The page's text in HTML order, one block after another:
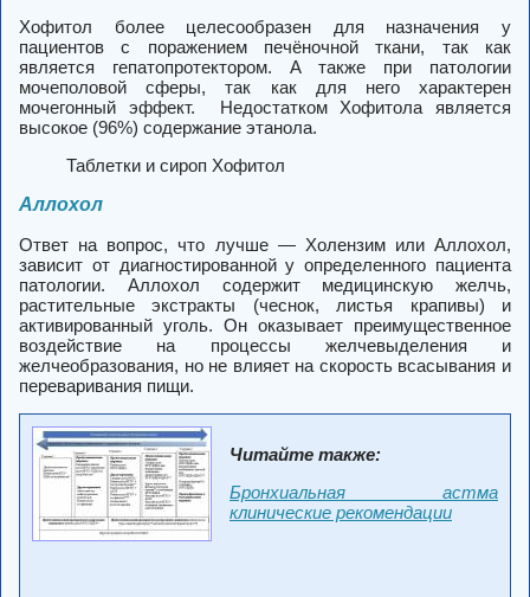
Хофитол более целесообразен для назначения у
пациентов с поражением печёночной ткани, так как
является гепатопротектором. А также при патологии
мочеполовой сферы, так как для него характерен
мочегонный эффект. Недостатком Хофитола является
высокое (96%) содержание этанола.
Таблетки и сироп Хофитол
Аллохол
Ответ на вопрос, что лучше — Холензим или Аллохол,
зависит от диагностированной у определенного пациента
патологии. Аллохол содержит медицинскую желчь,
растительные экстракты (чеснок, листья крапивы) и
активированный уголь. Он оказывает преимущественное
воздействие на процессы желчевыделения и
желчеобразования, но не влияет на скорость всасывания и
переваривания пищи.
Читайте также:
Бронхиальная астма
клинические рекомендации